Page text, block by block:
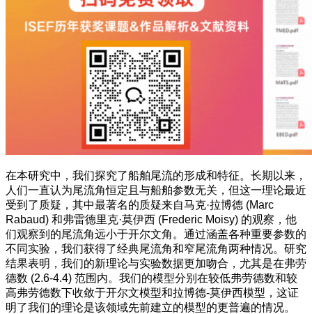
在本研究中，我们探究了船舶尾流的形成和特征。长期以来，
人们一直认为尾流角恒定且与船舶参数无关，但这一理论最近
受到了质疑，其中最著名的质疑来自马克·拉博德 (Marc
Rabaud) 和弗雷德里克·莫伊西 (Frederic Moisy) 的观察，他
们观察到的尾流角远小于开尔文角。通过涵盖各种重要参数的
不同实验，我们获得了经典尾流角和窄尾流角两种情况。研究
结果表明，我们的新理论与实验数据更加吻合，尤其是在弗劳
德数 (2.6-4.4) 范围内。我们的模型分别在较低弗劳德数和较
高弗劳德数下收敛于开尔文模型和拉博德-莫伊西模型，这证
明了我们的理论是该领域先前建立的模型的更普遍的情况。